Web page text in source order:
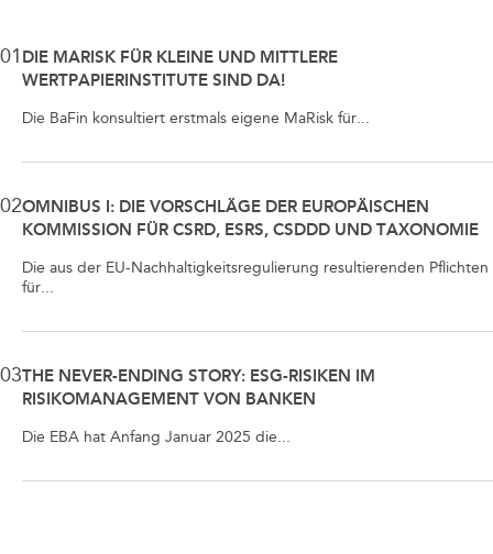
01 DIE MARISK FÜR KLEINE UND MITTLERE
WERTPAPIERINSTITUTE SIND DA!
Die BaFin konsultiert erstmals eigene MaRisk für...
02OMNIBUS I: DIE VORSCHLÄGE DER EUROPÄISCHEN
KOMMISSION FÜR CSRD, ESRS, CSDDD UND TAXONOMIE
Die aus der EU-Nachhaltigkeitsregulierung resultierenden Pflichten
für...
03THE NEVER-ENDING STORY: ESG-RISIKEN IM
RISIKOMANAGEMENT VON BANKEN
Die EBA hat Anfang Januar 2025 die...